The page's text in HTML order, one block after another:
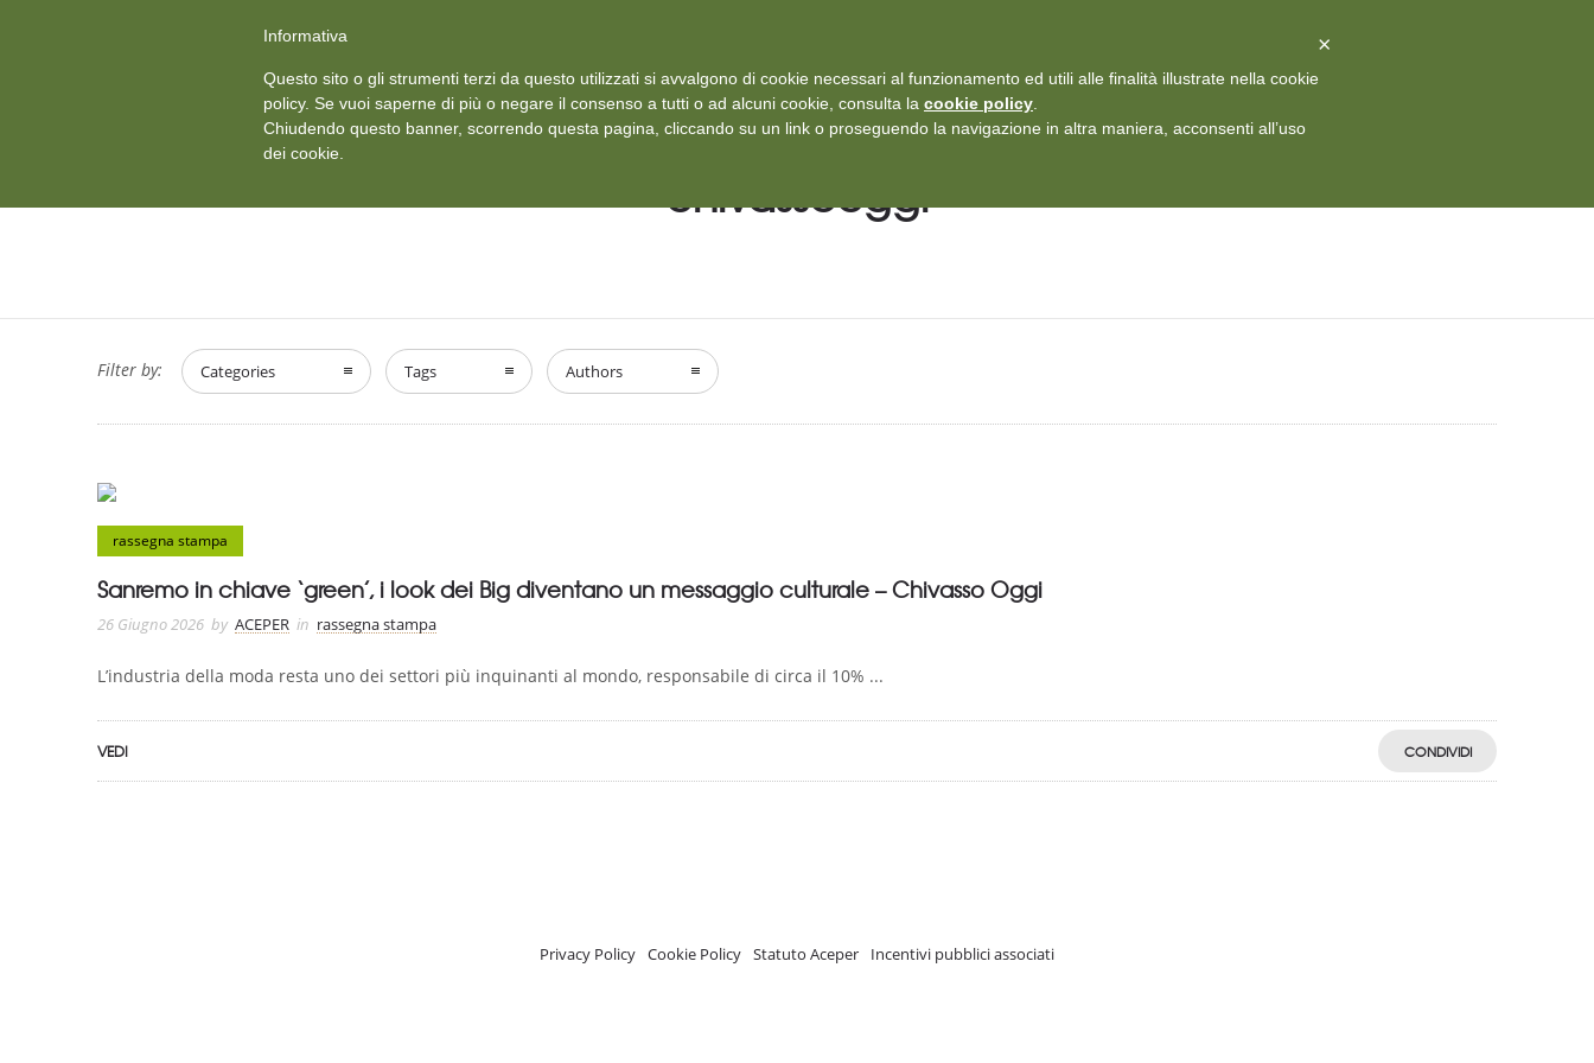
info@aceper.it
HOME CHI SIAMO SERVIZI ISCRIZIONI E TARIFFARIO DICONO DI NOI CASE HISTORY MEDIA CONTATTI
chivassooggi
Filter by: Categories Tags Authors
rassegna stampa
Sanremo in chiave ‘green’, i look dei Big diventano un messaggio culturale – Chivasso Oggi
26 Giugno 2026 by ACEPER in rassegna stampa
L’industria della moda resta uno dei settori più inquinanti al mondo, responsabile di circa il 10% ...
VEDI CONDIVIDI
Privacy Policy Cookie Policy Statuto Aceper Incentivi pubblici associati
×
Informativa
Questo sito o gli strumenti terzi da questo utilizzati si avvalgono di cookie necessari al funzionamento ed utili alle finalità illustrate nella cookie
policy. Se vuoi saperne di più o negare il consenso a tutti o ad alcuni cookie, consulta la cookie policy
Chiudendo questo banner, scorrendo questa pagina, cliccando su un link o proseguendo la navigazione in altra maniera, acconsenti all’uso
dei cookie.